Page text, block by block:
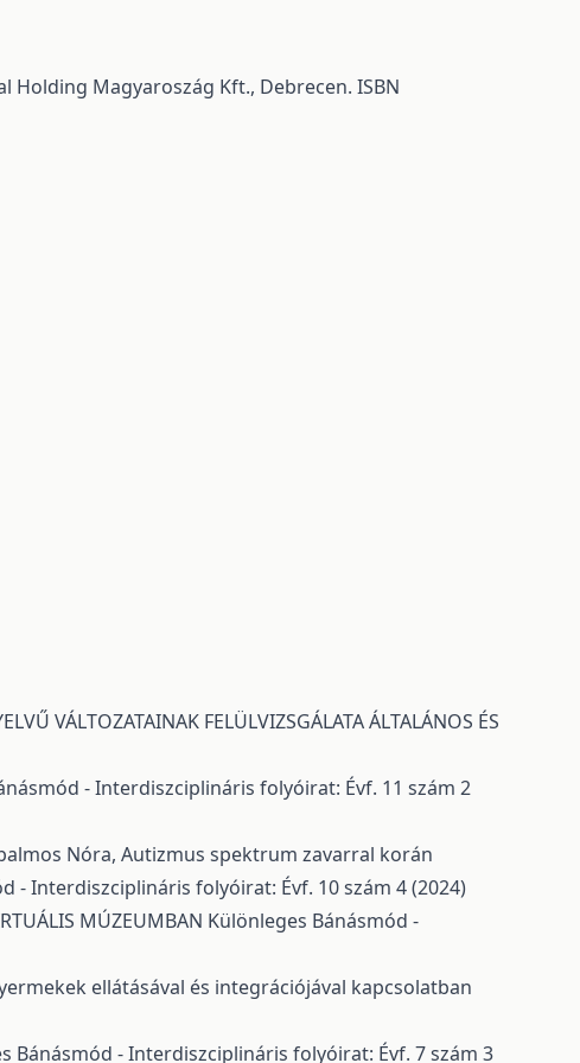
Holding Magyaroszág Kft., Debrecen. ISBN
VÁLTOZATAINAK FELÜLVIZSGÁLATA ÁLTALÁNOS ÉS
- Interdiszciplináris folyóirat: Évf. 11 szám 2
Nóra, Autizmus spektrum zavarral korán
- Interdiszciplináris folyóirat: Évf. 10 szám 4 (2024)
MÚZEUMBAN Különleges Bánásmód -
ellátásával és integrációjával kapcsolatban
Bánásmód - Interdiszciplináris folyóirat: Évf. 7 szám 3